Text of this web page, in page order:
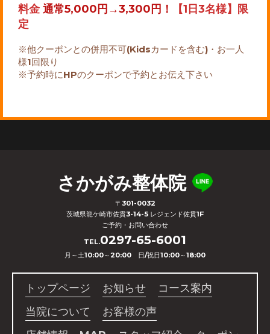
料金 通常5,000円→3,300円！
【1日3名様】限
定
※他クーポンとの併用不可(Kidsカードを含む)・お一人
様1回限り
※予約時にHPのクーポンで予約とお伝え下さい
さかがみ整体院
〒301-0032
茨城県龍ケ崎市佐貫3-14-5 レジェンド佐貫1F
ご予約・お問い合わせ
TEL.0297-65-6001
月～土10:00～20:00 日/祝日10:00～18:00
トップページ お知らせ
コース案内
当院について
お客様の声